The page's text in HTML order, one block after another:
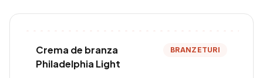
Crema de branza
Philadelphia Light
BRANZETURI